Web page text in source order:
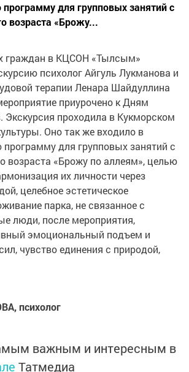
программу для групповых занятий с
возраста «Брожу...
граждан в КЦСОН «Тылсым»
психолог Айгуль Лукманова и
терапии Ленара Шайдуллина
приурочено к Дням
Экскурсия проходила в Кукморском
Оно так же входило в
программу для групповых занятий с
возраста «Брожу по аллеям», целью
их личности через
целебное эстетическое
парка, не связанное с
люди, после мероприятия,
эмоциональный подъем и
чувство единения с природой,
психолог
важным и интересным в
Татмедиа